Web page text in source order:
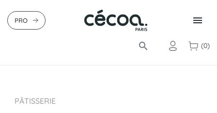

PRO
search (0)
PÂTISSERIE